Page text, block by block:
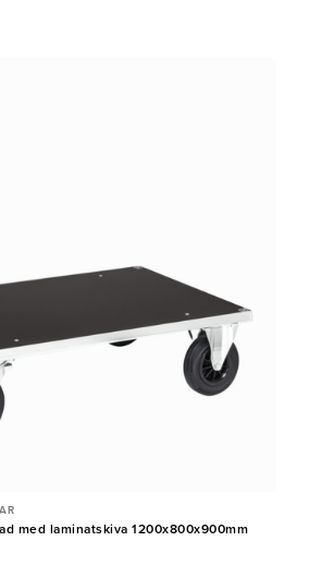
med laminatskiva 1200x800x900mm